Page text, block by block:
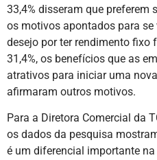
33,4% disseram que preferem
os motivos apontados para
desejo por ter rendimento fixo
31,4%, os benefícios que as
atrativos para iniciar uma
afirmaram outros motivos.
Para a Diretora Comercial da
os dados da pesquisa
é um diferencial importante